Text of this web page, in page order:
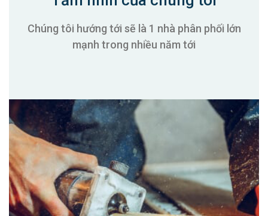
Chúng tôi hướng tới sẽ là 1 nhà phân phối lớn
mạnh trong nhiều năm tới